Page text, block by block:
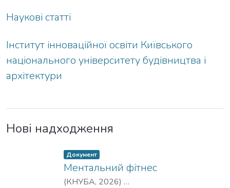
Наукові статті
Інститут інноваційної освіти Київського
національного університету будівництва і
архітектури
Нові надходження
listelement.badge.dso-type
Документ ,
Ментальний фітнес
(КНУБА, 2026)